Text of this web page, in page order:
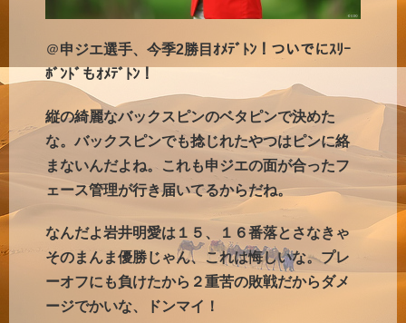
＠申ジエ選手、今季2勝目ｵﾒﾃﾞﾄﾝ！ついでにｽﾘｰ
ﾎﾞﾝﾄﾞもｵﾒﾃﾞﾄﾝ！
縦の綺麗なバックスピンのベタピンで決めた
な。バックスピンでも捻じれたやつはピンに絡
まないんだよね。これも申ジエの面が合ったフ
ェース管理が行き届いてるからだね。
なんだよ岩井明愛は１５、１６番落とさなきゃ
そのまんま優勝じゃん、これは悔しいな。プレ
ーオフにも負けたから２重苦の敗戦だからダメ
ージでかいな、ドンマイ！